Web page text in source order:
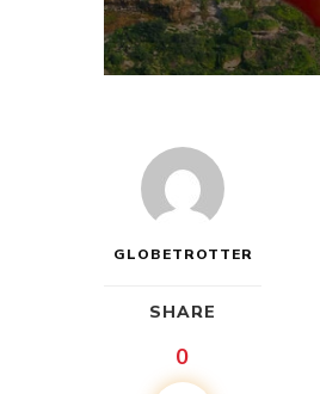
GLOBETROTTER
SHARE
0